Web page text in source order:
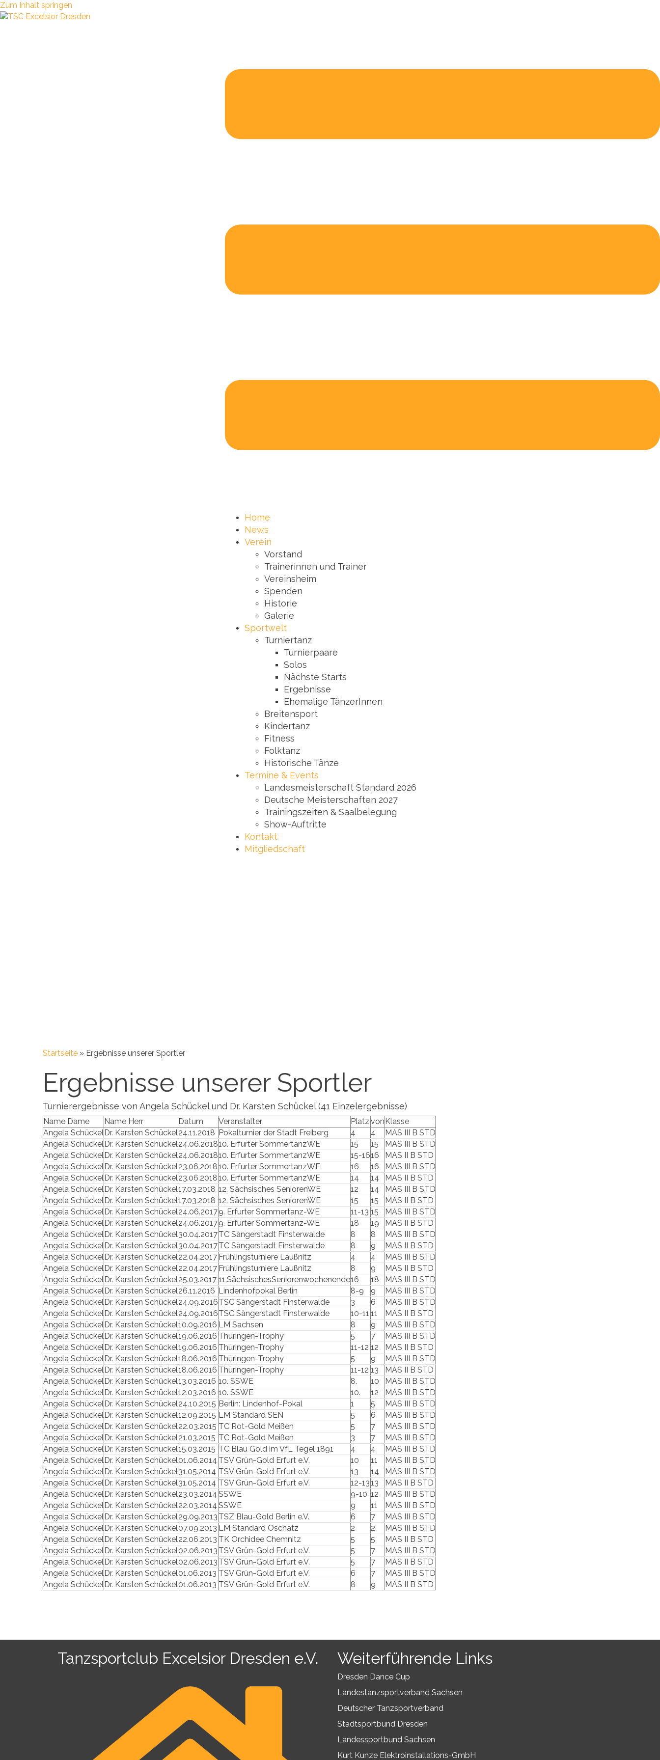
Zum Inhalt springen
Home
News
Verein
Vorstand
Trainerinnen und Trainer
Vereinsheim
Spenden
Historie
Galerie
Sportwelt
Turniertanz
Turnierpaare
Solos
Nächste Starts
Ergebnisse
Ehemalige TänzerInnen
Breitensport
Kindertanz
Fitness
Folktanz
Historische Tänze
Termine & Events
Landesmeisterschaft Standard 2026
Deutsche Meisterschaften 2027
Trainingszeiten & Saalbelegung
Show-Auftritte
Kontakt
Mitgliedschaft
Startseite » Ergebnisse unserer Sportler
Ergebnisse unserer Sportler
Turnierergebnisse von Angela Schückel und Dr. Karsten Schückel (41 Einzelergebnisse)
Name Dame Name Herr Datum Veranstalter Platz vonKlasse
Angela SchückelDr. Karsten Schückel24.11.2018 Pokalturnier der Stadt Freiberg 4 4
MAS III B STD
Angela SchückelDr. Karsten Schückel24.06.201810. Erfurter SommertanzWE 15 15
MAS III B STD
Angela SchückelDr. Karsten Schückel24.06.201810. Erfurter SommertanzWE 15-1616
MAS II B STD
Angela SchückelDr. Karsten Schückel23.06.201810. Erfurter SommertanzWE 16 16
MAS III B STD
Angela SchückelDr. Karsten Schückel23.06.201810. Erfurter SommertanzWE 14 14
MAS II B STD
Angela SchückelDr. Karsten Schückel17.03.2018 12. Sächsisches SeniorenWE 12 14
MAS III B STD
Angela SchückelDr. Karsten Schückel17.03.2018 12. Sächsisches SeniorenWE 15 15
MAS II B STD
Angela SchückelDr. Karsten Schückel24.06.20179. Erfurter Sommertanz-WE 11-13 15
MAS III B STD
Angela SchückelDr. Karsten Schückel24.06.20179. Erfurter Sommertanz-WE 18 19
MAS II B STD
Angela SchückelDr. Karsten Schückel30.04.2017TC Sängerstadt Finsterwalde 8 8
MAS III B STD
Angela SchückelDr. Karsten Schückel30.04.2017TC Sängerstadt Finsterwalde 8 9
MAS II B STD
Angela SchückelDr. Karsten Schückel22.04.2017 Frühlingsturniere Laußnitz 4 4
MAS III B STD
Angela SchückelDr. Karsten Schückel22.04.2017 Frühlingsturniere Laußnitz 8 9
MAS II B STD
Angela SchückelDr. Karsten Schückel25.03.2017 11.SächsischesSeniorenwochenende16 18
MAS III B STD
Angela SchückelDr. Karsten Schückel26.11.2016 Lindenhofpokal Berlin 8-9 9
MAS III B STD
Angela SchückelDr. Karsten Schückel24.09.2016TSC Sängerstadt Finsterwalde 3 6
MAS III B STD
Angela SchückelDr. Karsten Schückel24.09.2016TSC Sängerstadt Finsterwalde 10-11 11
MAS II B STD
Angela SchückelDr. Karsten Schückel10.09.2016 LM Sachsen 8 9
MAS III B STD
Angela SchückelDr. Karsten Schückel19.06.2016 Thüringen-Trophy 5 7
MAS III B STD
Angela SchückelDr. Karsten Schückel19.06.2016 Thüringen-Trophy 11-12 12
MAS II B STD
Angela SchückelDr. Karsten Schückel18.06.2016 Thüringen-Trophy 5 9
MAS III B STD
Angela SchückelDr. Karsten Schückel18.06.2016 Thüringen-Trophy 11-12 13
MAS II B STD
Angela SchückelDr. Karsten Schückel13.03.2016 10. SSWE 8. 10
MAS III B STD
Angela SchückelDr. Karsten Schückel12.03.2016 10. SSWE 10. 12
MAS III B STD
Angela SchückelDr. Karsten Schückel24.10.2015 Berlin: Lindenhof-Pokal 1 5
MAS III B STD
Angela SchückelDr. Karsten Schückel12.09.2015 LM Standard SEN 5 6
MAS III B STD
Angela SchückelDr. Karsten Schückel22.03.2015 TC Rot-Gold Meißen 5 7
MAS III B STD
Angela SchückelDr. Karsten Schückel21.03.2015 TC Rot-Gold Meißen 3 7
MAS III B STD
Angela SchückelDr. Karsten Schückel15.03.2015 TC Blau Gold im VfL Tegel 1891 4 4
MAS III B STD
Angela SchückelDr. Karsten Schückel01.06.2014 TSV Grün-Gold Erfurt e.V. 10 11
MAS III B STD
Angela SchückelDr. Karsten Schückel31.05.2014 TSV Grün-Gold Erfurt e.V. 13 14
MAS III B STD
Angela SchückelDr. Karsten Schückel31.05.2014 TSV Grün-Gold Erfurt e.V. 12-1313
MAS II B STD
Angela SchückelDr. Karsten Schückel23.03.2014 SSWE 9-10 12
MAS III B STD
Angela SchückelDr. Karsten Schückel22.03.2014 SSWE 9 11
MAS III B STD
Angela SchückelDr. Karsten Schückel29.09.2013 TSZ Blau-Gold Berlin e.V. 6 7
MAS III B STD
Angela SchückelDr. Karsten Schückel07.09.2013 LM Standard Oschatz 2 2
MAS III B STD
Angela SchückelDr. Karsten Schückel22.06.2013 TK Orchidee Chemnitz 5 5
MAS II B STD
Angela SchückelDr. Karsten Schückel02.06.2013 TSV Grün-Gold Erfurt e.V. 5 7
MAS III B STD
Angela SchückelDr. Karsten Schückel02.06.2013 TSV Grün-Gold Erfurt e.V. 5 7
MAS II B STD
Angela SchückelDr. Karsten Schückel01.06.2013 TSV Grün-Gold Erfurt e.V. 6 7
MAS III B STD
Angela SchückelDr. Karsten Schückel01.06.2013 TSV Grün-Gold Erfurt e.V. 8 9 MAS II B STD
Tanzsportclub Excelsior Dresden e.V. Weiterführende Links
Dresden Dance Cup
Landestanzsportverband Sachsen
Deutscher Tanzsportverband
Stadtsportbund Dresden
Landessportbund Sachsen
Kurt Kunze Elektroinstallations-GmbH